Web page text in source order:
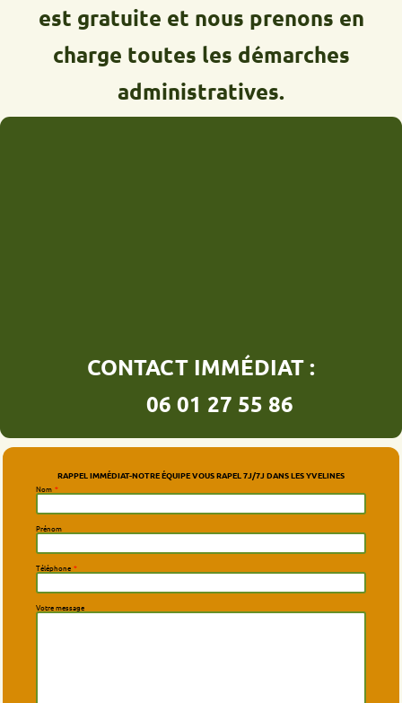
est gratuite et nous prenons en
charge toutes les démarches
administratives.
CONTACT IMMÉDIAT :
06 01 27 55 86
RAPPEL IMMÉDIAT-NOTRE ÉQUIPE VOUS RAPEL 7J/7J DANS LES YVELINES
Nom *
Prénom
Téléphone *
Votre message